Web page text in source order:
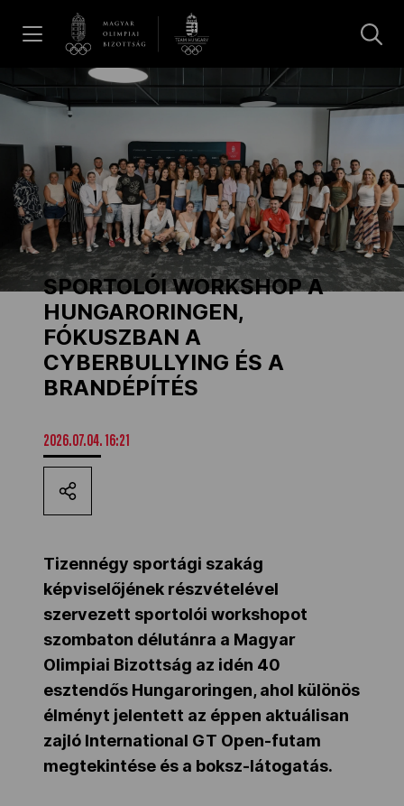
Hírek
Galéria
Dakar 2026
Los Angeles 2028
MOB
Kettőskarrier-program
NOB
Társszervezetek
OVEP
Adatbank
SPORTOLÓI WORKSHOP A
HUNGARORINGEN,
FÓKUSZBAN A
CYBERBULLYING ÉS A
BRANDÉPÍTÉS
2026.07.04. 16:21
Tizennégy sportági szakág
képviselőjének részvételével
szervezett sportolói workshopot
szombaton délutánra a Magyar
Olimpiai Bizottság az idén 40
esztendős Hungaroringen, ahol különös
élményt jelentett az éppen aktuálisan
zajló International GT Open-futam
megtekintése és a boksz-látogatás.